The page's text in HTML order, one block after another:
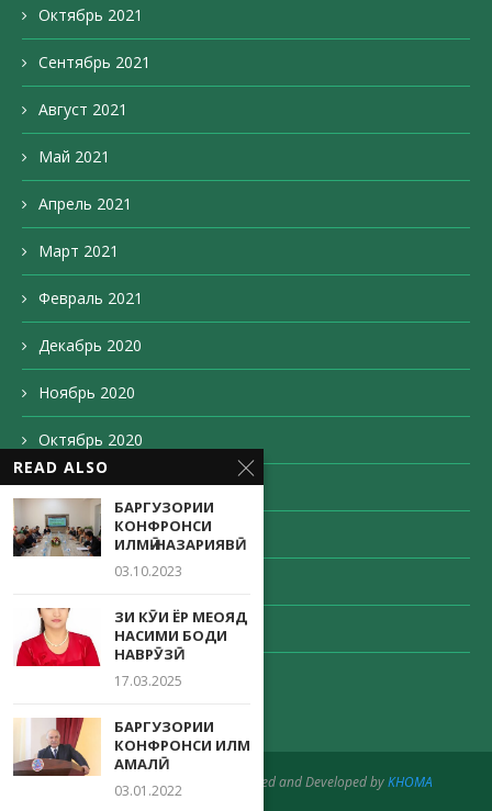
Октябрь 2021
Сентябрь 2021
Август 2021
Май 2021
Апрель 2021
Март 2021
Февраль 2021
Декабрь 2020
Ноябрь 2020
Октябрь 2020
Сентябрь 2020
Август 2020
Апрель 2020
Декабрь 203
@2020 - All Right Reserved. Designed and Developed byKHOMA
READ ALSO
БАРГУЗОРИИ
КОНФРОНСИ
ИЛМӢ-НАЗАРИЯВӢ
03.10.2023
ЗИ КӮИ ЁР МЕОЯД
НАСИМИ БОДИ
НАВРӮЗӢ
17.03.2025
БАРГУЗОРИИ
КОНФРОНСИ ИЛМӢ
АМАЛӢ
03.01.2022